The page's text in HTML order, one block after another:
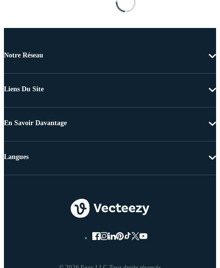
Notre Réseau
Liens Du Site
En Savoir Davantage
Langues